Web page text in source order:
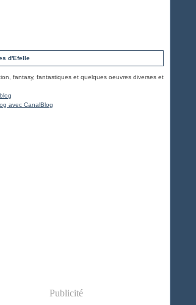
d'Efelle
fantasy, fantastiques et quelques oeuvres diverses et
avec CanalBlog
Publicité